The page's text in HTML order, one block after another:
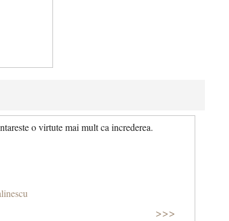
o virtute mai mult ca increderea.
>>>